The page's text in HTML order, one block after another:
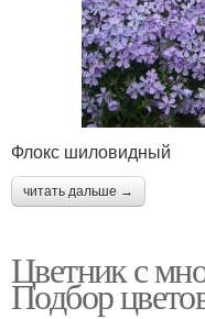
Флокс шиловидный
читать дальше →
Цветник с
Подбор